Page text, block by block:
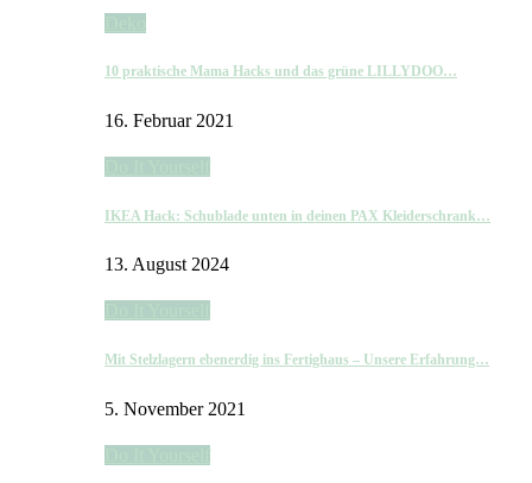
10 praktische Mama Hacks und das grüne LILLYDOO…
16. Februar 2021
IKEA Hack: Schublade unten in deinen PAX Kleiderschrank…
13. August 2024
Mit Stelzlagern ebenerdig ins Fertighaus – Unsere Erfahrung…
5. November 2021